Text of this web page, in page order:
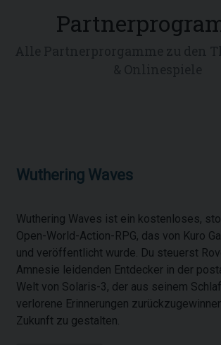
Wuthering Waves
Wuthering Waves ist ein kostenloses,
Open-World-Action-RPG, das von Kuro
und veröffentlicht wurde. Du steuerst
Amnesie leidenden Entdecker in der
Welt von Solaris-3, der aus seinem
verlorene Erinnerungen
Zukunft zu gestalten.